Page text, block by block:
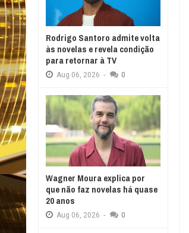
Rodrigo Santoro admite volta
às novelas e revela condição
para retornar à TV
Aug 06, 2026 - 0
Wagner Moura explica por
que não faz novelas há quase
20 anos
Aug 06, 2026 - 0